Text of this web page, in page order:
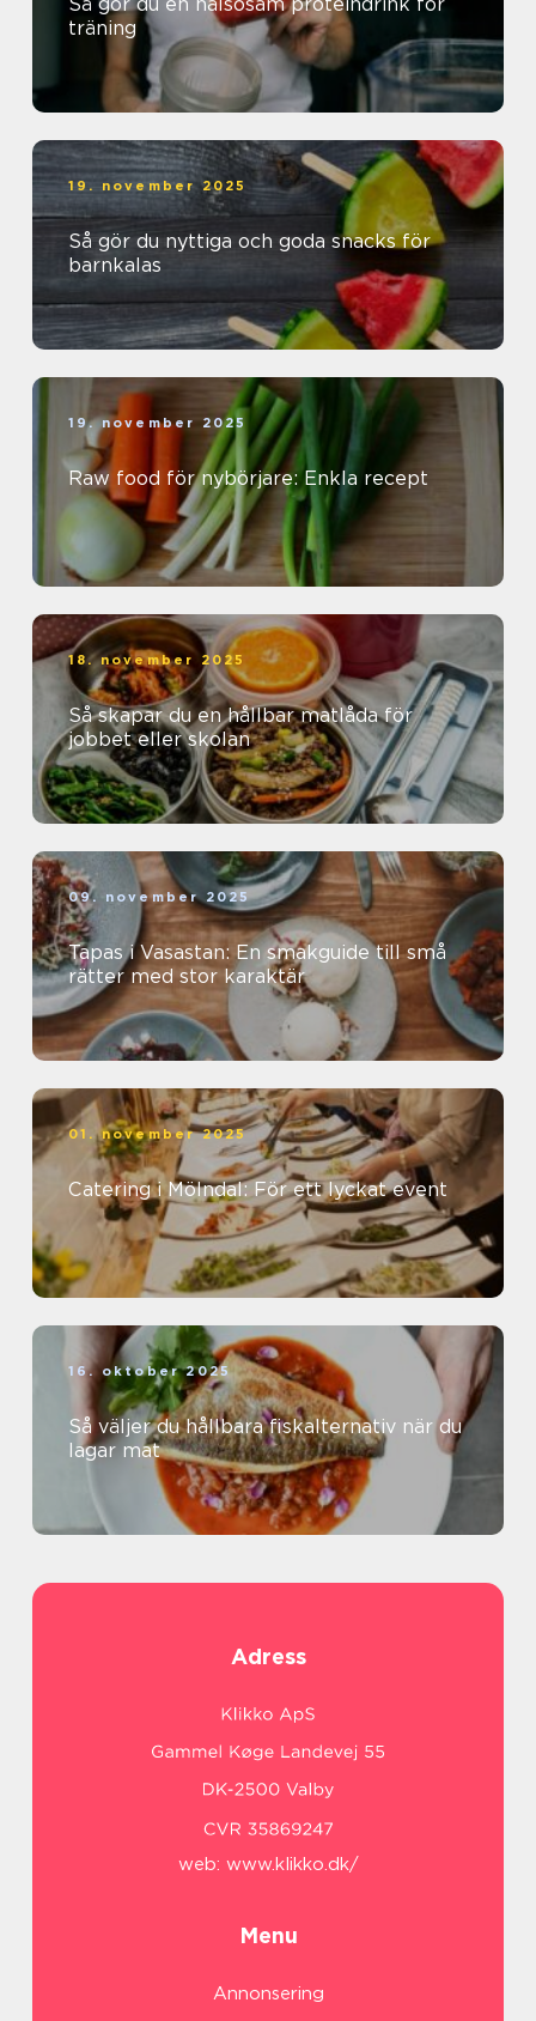
Så gör du en hälsosam proteindrink för
träning
19. november 2025
Så gör du nyttiga och goda snacks för
barnkalas
19. november 2025
Raw food för nybörjare: Enkla recept
18. november 2025
Så skapar du en hållbar matlåda för
jobbet eller skolan
09. november 2025
Tapas i Vasastan: En smakguide till små
rätter med stor karaktär
01. november 2025
Catering i Mölndal: För ett lyckat event
16. oktober 2025
Så väljer du hållbara fiskalternativ när du
lagar mat
Adress
web: www.klikko.dk/
Menu
Annonsering